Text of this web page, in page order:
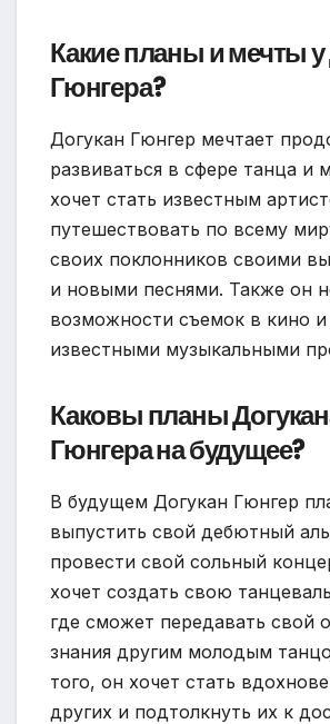
Какие планы и мечты у
Гюнгера?
Догукан Гюнгер мечтает
развиваться в сфере танца и
хочет стать известным
путешествовать по всему
своих поклонников своими
и новыми песнями. Также он
возможности съемок в кино
известными музыкальными
Каковы планы
Гюнгера на будущее?
В будущем Догукан Гюнгер
выпустить свой дебютный
провести свой сольный
хочет создать свою
где сможет передавать свой
знания другим молодым
того, он хочет стать
других и подтолкнуть их к